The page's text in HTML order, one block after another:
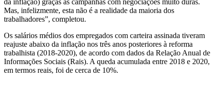
Mas, infelizmente, esta não é a realidade da maioria dos
trabalhadores”, completou.
Os salários médios dos empregados com carteira assinada tiveram
reajuste abaixo da inflação nos três anos posteriores à reforma
trabalhista (2018-2020), de acordo com dados da Relação Anual de
Informações Sociais (Rais). A queda acumulada entre 2018 e 2020,
em termos reais, foi de cerca de 10%.